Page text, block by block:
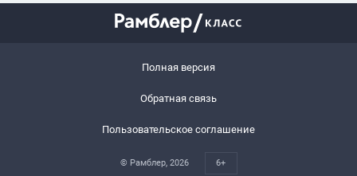
Полная версия
Обратная связь
Пользовательское соглашение
© Рамблер, 2026 6+